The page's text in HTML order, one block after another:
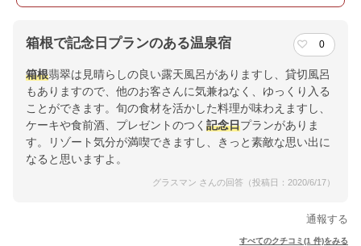
箱根で記念日プランのある温泉宿 0
箱根翡翠は見晴らしの良い露天風呂がありますし、貸切風呂
もありますので、他のお客さんに気兼ねなく、ゆっくり入る
ことができます。旬の食材を活かした料理が味わえますし、
ケーキや食前酒、プレゼントのつく 記念日プランがありま
す。リゾート気分が満喫できますし、きっと素敵な思い出に
なると思いますよ。
グラスマン さんの回答（投稿日：2020/6/17）
通報する
すべてのクチコミ(1 件)をみる